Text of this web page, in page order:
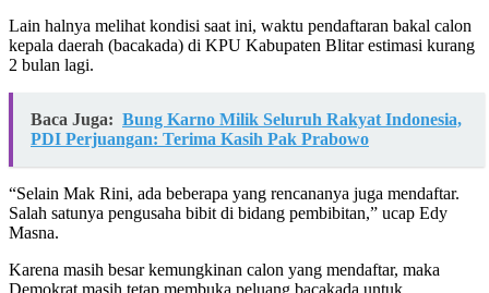
Lain halnya melihat kondisi saat ini, waktu pendaftaran bakal calon
kepala daerah (bacakada) di KPU Kabupaten Blitar estimasi kurang
2 bulan lagi.
Baca Juga: Bung Karno Milik Seluruh Rakyat Indonesia,
PDI Perjuangan: Terima Kasih Pak Prabowo
“Selain Mak Rini, ada beberapa yang rencananya juga mendaftar.
Salah satunya pengusaha bibit di bidang pembibitan,” ucap Edy
Masna.
Karena masih besar kemungkinan calon yang mendaftar, maka